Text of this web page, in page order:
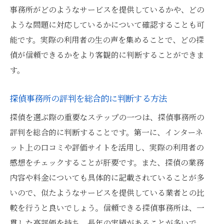
事務所がどのようなサービスを提供しているかや、どの
ような問題に対応しているかについて確認することも可
能です。実際の利用者の生の声を集めることで、どの探
偵が信頼できるかをより客観的に判断することができま
す。
探偵事務所の評判を総合的に判断する方法
探偵を選ぶ際の重要なステップの一つは、探偵事務所の
評判を総合的に判断することです。第一に、インターネ
ット上の口コミや評価サイトを活用し、実際の利用者の
感想をチェックすることが肝要です。また、探偵の業務
内容や料金についても具体的に記載されていることが多
いので、似たようなサービスを提供している業者との比
較を行うと良いでしょう。信頼できる探偵事務所は、一